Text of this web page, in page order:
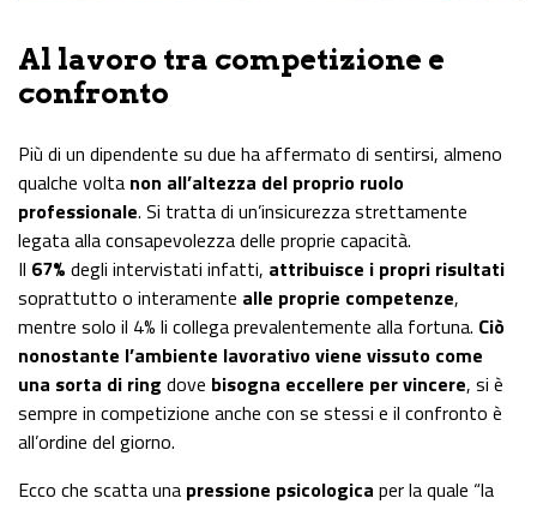
Al lavoro tra competizione e
confronto
Più di un dipendente su due ha affermato di sentirsi, almeno
qualche volta non all’altezza del proprio ruolo
professionale. Si tratta di un’insicurezza strettamente
legata alla consapevolezza delle proprie capacità.
Il 67% degli intervistati infatti, attribuisce i propri risultati
soprattutto o interamente alle proprie competenze,
mentre solo il 4% li collega prevalentemente alla fortuna. Ciò
nonostante l’ambiente lavorativo viene vissuto come
una sorta di ring dove bisogna eccellere per vincere, si è
sempre in competizione anche con se stessi e il confronto è
all’ordine del giorno.
Ecco che scatta una pressione psicologica per la quale “la